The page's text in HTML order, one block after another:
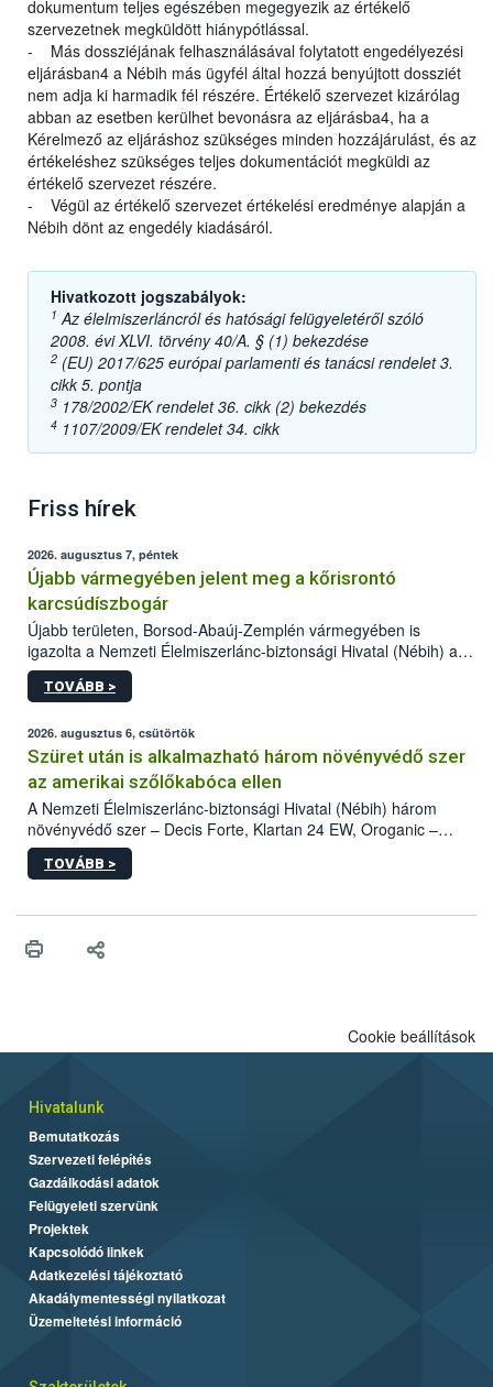
dokumentum teljes egészében megegyezik az értékelő
szervezetnek megküldött hiánypótlással.
- Más dossziéjának felhasználásával folytatott engedélyezési
eljárásban4 a Nébih más ügyfél által hozzá benyújtott dossziét
nem adja ki harmadik fél részére. Értékelő szervezet kizárólag
abban az esetben kerülhet bevonásra az eljárásba4, ha a
Kérelmező az eljáráshoz szükséges minden hozzájárulást, és az
értékeléshez szükséges teljes dokumentációt megküldi az
értékelő szervezet részére.
- Végül az értékelő szervezet értékelési eredménye alapján a
Nébih dönt az engedély kiadásáról.
Hivatkozott jogszabályok:
1 Az élelmiszerláncról és hatósági felügyeletéről szóló
2008. évi XLVI. törvény 40/A. § (1) bekezdése
2 (EU) 2017/625 európai parlamenti és tanácsi rendelet 3.
cikk 5. pontja
3 178/2002/EK rendelet 36. cikk (2) bekezdés
4 1107/2009/EK rendelet 34. cikk
Friss hírek
2026. augusztus 7, péntek
Újabb vármegyében jelent meg a kőrisrontó
karcsúdíszbogár
Újabb területen, Borsod-Abaúj-Zemplén vármegyében is
igazolta a Nemzeti Élelmiszerlánc-biztonsági Hivatal (Nébih) a
kőrisrontó karcsúdíszbogár (Agrilus planipennis) jelenlétét. A
kártevőt nem csak színcsapdában találták meg, de már fertőzött
az intenzív felderítést, emellett az intézkedéseket a szlovák
hatósággal is összehangolják a terjedés megállítása érdekében.
TOVÁBB >
2026. augusztus 6, csütörtök
Szüret után is alkalmazható három növényvédő szer
az amerikai szőlőkabóca ellen
A Nemzeti Élelmiszerlánc-biztonsági Hivatal (Nébih) három
növényvédő szer – Decis Forte, Klartan 24 EW, Oroganic –
engedélyokiratát módosította, így azok a szüretet követően,
egészen a vesszőérettség (BBCH 91) stádiumáig
érésű szőlőkben is legyen lehetőség a károsító elleni további
felhasználók számára is elérhető és ökológiai termesztésben is
TOVÁBB >
Cookie beállítások
Hivatalunk
Bemutatkozás
Szervezeti felépítés
Gazdálkodási adatok
Felügyeleti szervünk
Projektek
Kapcsolódó linkek
Adatkezelési tájékoztató
Akadálymentességi nyilatkozat
Üzemeltetési információ